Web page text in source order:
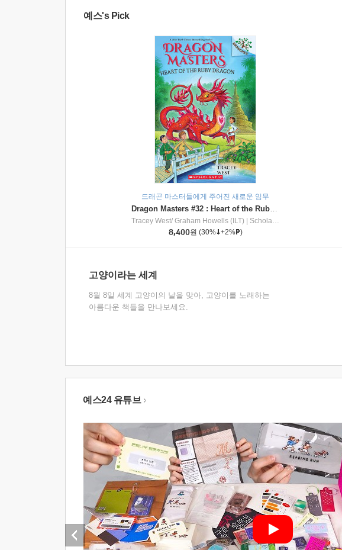
예스's Pick
드래곤 마스터들에게 주어진 새로운 임무
Dragon Masters #32 : Heart of the Ruby Dragon (A Branches Book)
Tracey West/ Graham Howells (ILT)
Scholastic Inc
8,400원 (30% +2% )
고양이라는 세계
8월 8일 세계 고양이의 날을 맞아, 고양이를 노래하는
아름다운 책들을 만나보세요.
예스24 유튜브